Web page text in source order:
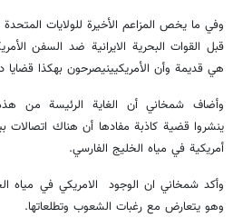
وفي ما يخص المزاعم الأخيرة للولايات
قبل القوات البحرية الايرانية ضد السفن
هي قديمة وأن الأمريكيينيصرحون بهكذا قضايا
وأضاف شمخاني أن الغاية الرئيسة من
ينشروا قضية كاذبة مفادها أن هناك اتصالات
أمريكية في مياه الخليج الفارسي.
وأكد شمخاني ان الوجود الامريكي في مياه
وهو يتعارض مع رغبات الشعوب وتطلعاتها.